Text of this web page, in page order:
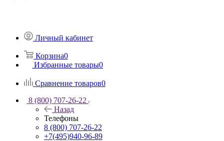
Личный кабинет
Корзина0
Избранные товары0
Сравнение товаров0
8 (800) 707-26-22
Назад
Телефоны
8 (800) 707-26-22
+7(495)940-96-89